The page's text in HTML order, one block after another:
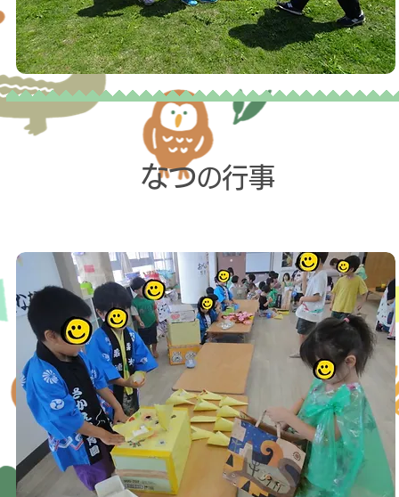
なつの行事